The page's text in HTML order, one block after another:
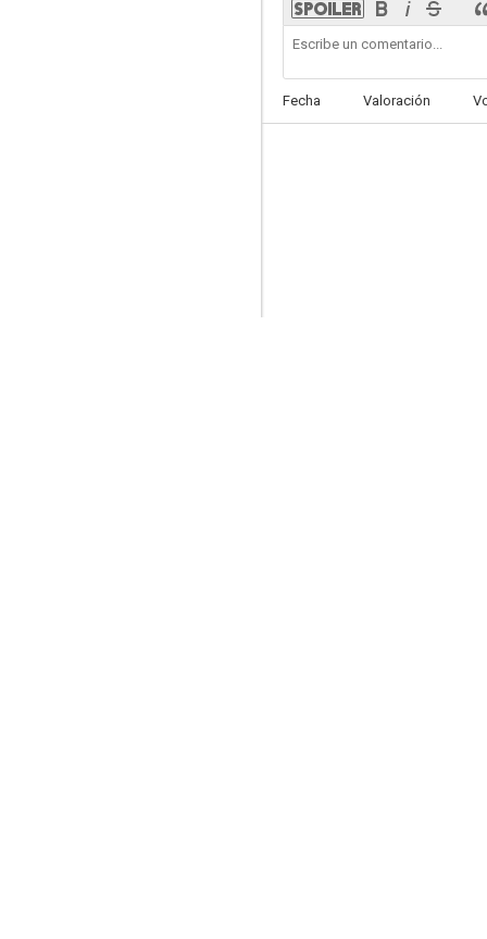
Fecha Valoración